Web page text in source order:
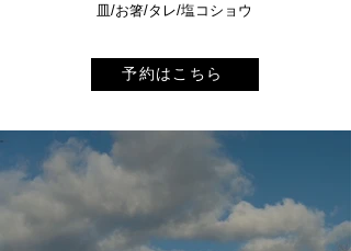
​皿/お箸/タレ/塩コショウ
予約はこちら